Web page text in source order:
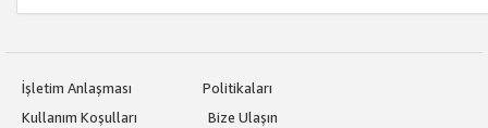
İşletim Anlaşması
Politikaları
Kullanım Koşulları
Bize Ulaşın